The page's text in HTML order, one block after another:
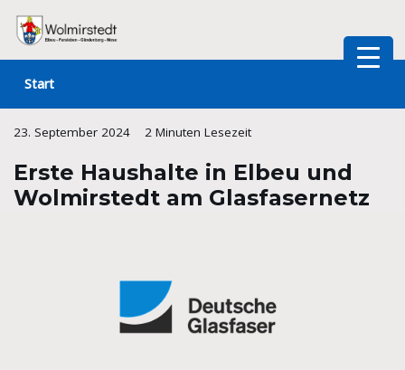
Zum
springen
Start
23. September 2024 2 Minuten Lesezeit
Erste Haushalte in Elbeu und
Wolmirstedt am Glasfasernetz